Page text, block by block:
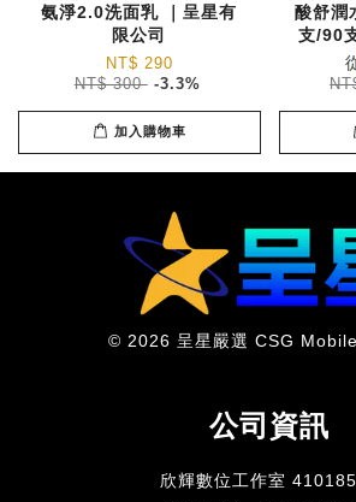
氨淨2.0洗面乳 ｜呈星有
限公司
NT$ 290
NT$ 300 -3.3%
加入購物車
酸舒潤
支/90
© 2026 呈星嚴選 CSG
公司資訊
欣輝數位工作室